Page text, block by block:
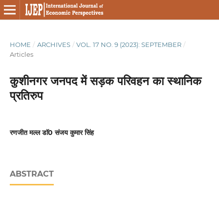
HOME / ARCHIVES / VOL. 17 NO. 9 (2023): SEPTEMBER /
Articles
कुशीनगर जनपद में सड़क परिवहन का स्थानिक
प्रतिरुप
रणजीत मल्ल डाॅ0 संजय कुमार सिंह
ABSTRACT